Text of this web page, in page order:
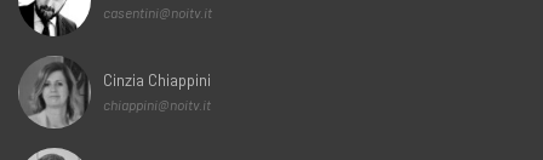
casentini@noitv.it
Cinzia Chiappini
chiappini@noitv.it